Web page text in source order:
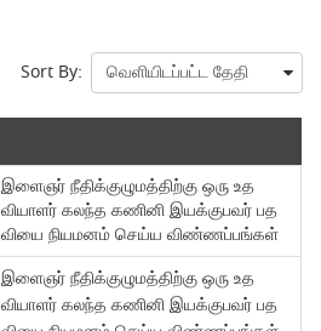
Sort By:
இளைஞர் நீதிக்குழுமத்திற்கு ஒரு உத
வியாளர் கலந்த கணினி இயக்குபவர் பத
வியை நியமனம் செய்ய விண்ணப்பங்கள்
இளைஞர் நீதிக்குழுமத்திற்கு ஒருஉத
வியாளர் கலந்த கணினி இயக்குபவர்பத